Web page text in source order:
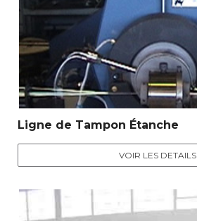
Ligne de Tampon Étanche
VOIR LES DETAILS